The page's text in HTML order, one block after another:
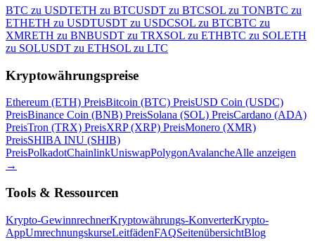
BTC zu USDTETH zu BTCUSDT zu BTCSOL zu TONBTC zu
ETHETH zu USDTUSDT zu USDCSOL zu BTCBTC zu
XMRETH zu BNBUSDT zu TRXSOL zu ETHBTC zu SOLETH
zu SOLUSDT zu ETHSOL zu LTC
Kryptowährungspreise
Ethereum (ETH) PreisBitcoin (BTC) PreisUSD Coin (USDC)
PreisBinance Coin (BNB) PreisSolana (SOL) PreisCardano (ADA)
PreisTron (TRX) PreisXRP (XRP) PreisMonero (XMR)
PreisSHIBA INU (SHIB)
PreisPolkadotChainlinkUniswapPolygonAvalancheAlle anzeigen
→
Tools & Ressourcen
Krypto-GewinnrechnerKryptowährungs-KonverterKrypto-
AppUmrechnungskurseLeitfädenFAQSeitenübersichtBlog